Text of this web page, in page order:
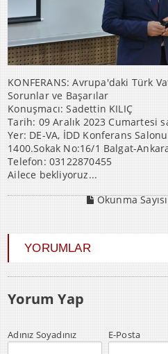
KONFERANS: Avrupa'daki Türk
Sorunlar ve Başarılar
Konuşmacı: Sadettin KILIÇ
Tarih: 09 Aralık 2023 Cumartesi
Yer: DE-VA, İDD Konferans
1400.Sokak No:16/1 Balgat-
Telefon: 03122870455
Ailece bekliyoruz...
Okunma
YORUMLAR
Yorum Yap
Adınız Soyadınız E-Posta